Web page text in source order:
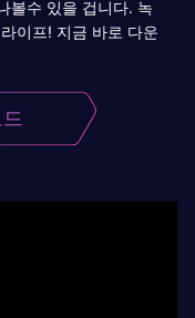
볼수 있을 겁니다. 녹
이프! 지금 바로 다운